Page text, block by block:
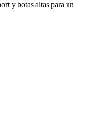
y botas altas para un